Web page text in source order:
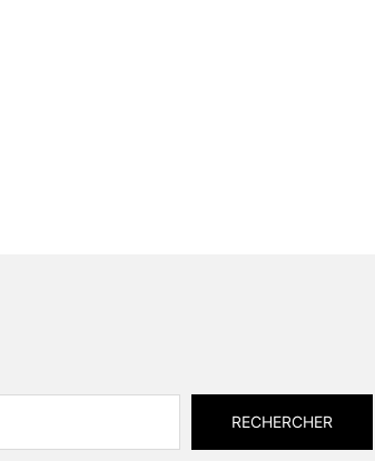
RECHERCHER